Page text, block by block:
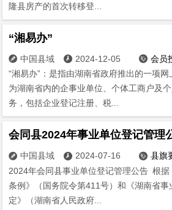
隆县房产的首次转移登...
“湘易办”
 中国县域  2024-12-05  会员
“湘易办”：是指由湖南省政府推出的一项
为湖南省内的企事业单位、个体工商户及
务，包括企业登记注册、税...
会同县2024年事业单位登记管理
 中国县域  2024-07-16  县旗
2024年会同县事业单位登记管理公告 根
条例》（国务院令第411号）和《湖南省
定》（湖南省人民政府...